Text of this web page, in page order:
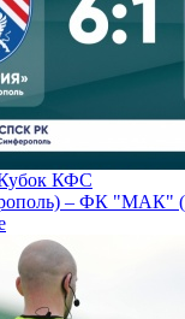
КФС
– ФК "МАК"